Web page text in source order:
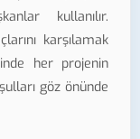
kullanılır.
karşılamak
her projenin
göz önünde